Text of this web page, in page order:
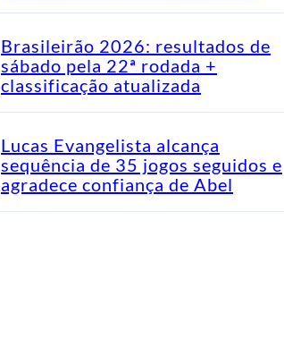
Brasileirão 2026: resultados de
sábado pela 22ª rodada +
classificação atualizada
Lucas Evangelista alcança
sequência de 35 jogos seguidos e
agradece confiança de Abel